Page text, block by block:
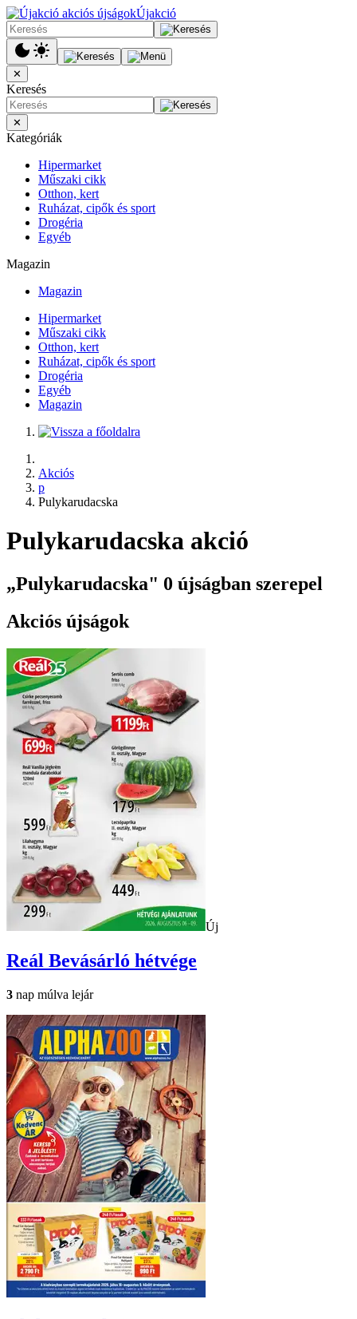
Újakció
✕
Keresés
✕
Kategóriák
Hipermarket
Műszaki cikk
Otthon, kert
Ruházat, cipők és sport
Drogéria
Egyéb
Magazin
Magazin
Hipermarket
Műszaki cikk
Otthon, kert
Ruházat, cipők és sport
Drogéria
Egyéb
Magazin
Akciós
p
Pulykarudacska
Pulykarudacska akció
„Pulykarudacska" 0 újságban szerepel
Akciós újságok
Új
Reál Bevásárló hétvége
3 nap múlva lejár